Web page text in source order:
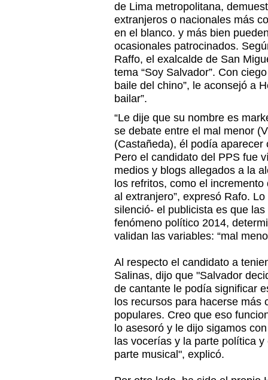
de Lima metropolitana,
extranjeros o nacionales más
en el blanco. y más bien
ocasionales patrocinados.
Raffo, el exalcalde de San
tema “Soy Salvador”. Con
baile del chino”, le aconsejó a
bailar”.
“Le dije que su nombre es
se debate entre el mal menor
(Castañeda), él podía
Pero el candidato del PPS fue
medios y blogs allegados a la
los refritos, como el
al extranjero”, expresó Rafo.
silenció- el publicista es que
fenómeno político 2014,
validan las variables: “mal
Al respecto el candidato a
Salinas, dijo que "Salvador
de cantante le podía significar
los recursos para hacerse más
populares. Creo que eso
lo asesoró y le dijo sigamos
las vocerías y la parte política
parte musical", explicó.